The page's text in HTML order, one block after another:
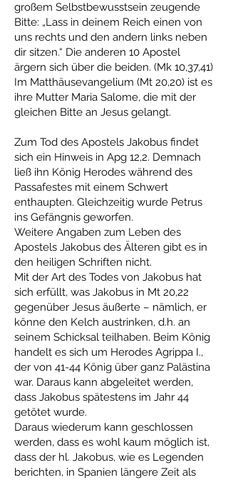
großem Selbstbewusstsein zeugende
Bitte: „Lass in deinem Reich einen von
uns rechts und den andern links neben
dir sitzen.“ Die anderen 10 Apostel
ärgern sich über die beiden. (Mk 10,37,41)
Im Matthäusevangelium (Mt 20,20) ist es
ihre Mutter Maria Salome, die mit der
gleichen Bitte an Jesus gelangt.
Zum Tod des Apostels Jakobus findet
sich ein Hinweis in Apg 12,2. Demnach
ließ ihn König Herodes während des
Passafestes mit einem Schwert
enthaupten. Gleichzeitig wurde Petrus
ins Gefängnis geworfen.
Weitere Angaben zum Leben des
Apostels Jakobus des Älteren gibt es in
den heiligen Schriften nicht.
Mit der Art des Todes von Jakobus hat
sich erfüllt, was Jakobus in Mt 20,22
gegenüber Jesus äußerte – nämlich, er
könne den Kelch austrinken, d.h. an
seinem Schicksal teilhaben. Beim König
handelt es sich um Herodes Agrippa I.,
der von 41-44 König über ganz Palästina
war. Daraus kann abgeleitet werden,
dass Jakobus spätestens im Jahr 44
getötet wurde.
Daraus wiederum kann geschlossen
werden, dass es wohl kaum möglich ist,
dass der hl. Jakobus, wie es Legenden
berichten, in Spanien längere Zeit als